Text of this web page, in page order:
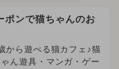
ポンで猫ちゃんのお
から遊べる猫カフェ♪猫
ん遊具・マンガ・ゲー